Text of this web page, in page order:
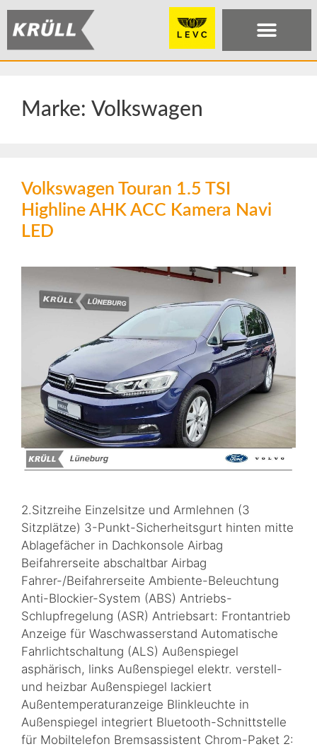
Marke: Volkswagen
Volkswagen Touran 1.5 TSI
Highline AHK ACC Kamera Navi
LED
2.Sitzreihe Einzelsitze und Armlehnen (3
Sitzplätze) 3-Punkt-Sicherheitsgurt hinten mitte
Ablagefächer in Dachkonsole Airbag
Beifahrerseite abschaltbar Airbag
Fahrer-/Beifahrerseite Ambiente-Beleuchtung
Anti-Blockier-System (ABS) Antriebs-
Schlupfregelung (ASR) Antriebsart: Frontantrieb
Anzeige für Waschwasserstand Automatische
Fahrlichtschaltung (ALS) Außenspiegel
asphärisch, links Außenspiegel elektr. verstell-
und heizbar Außenspiegel lackiert
Außentemperaturanzeige Blinkleuchte in
Außenspiegel integriert Bluetooth-Schnittstelle
für Mobiltelefon Bremsassistent Chrom-Paket 2: